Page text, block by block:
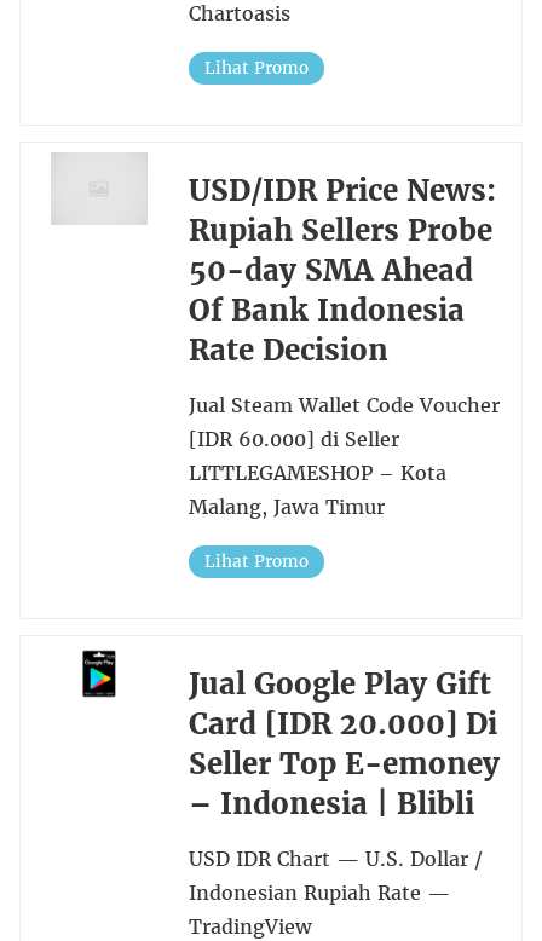
Chartoasis
Lihat Promo
USD/IDR Price News:
Rupiah Sellers Probe
50-day SMA Ahead
Of Bank Indonesia
Rate Decision
Jual Steam Wallet Code Voucher
[IDR 60.000] di Seller
LITTLEGAMESHOP – Kota
Malang, Jawa Timur
Lihat Promo
Jual Google Play Gift
Card [IDR 20.000] Di
Seller Top E-emoney
– Indonesia | Blibli
USD IDR Chart — U.S. Dollar /
Indonesian Rupiah Rate —
TradingView